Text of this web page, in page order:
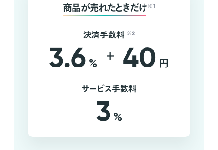
商品が売れたときだけ ※1
決済手数料 ※2
3.6 % + 40 円
サービス手数料
3 %